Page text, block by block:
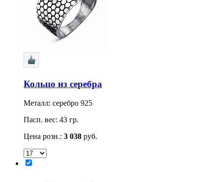
Кольцо из серебра
Металл: серебро 925
Пасп. вес: 43 гр.
Цена розн.: 3 038 руб.